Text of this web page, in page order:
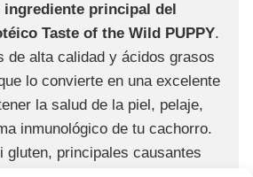
ingrediente principal del
Taste of the Wild PUPPY.
de alta calidad y ácidos grasos
lo convierte en una excelente
la salud de la piel, pelaje,
inmunológico de tu cachorro.
gluten, principales causantes